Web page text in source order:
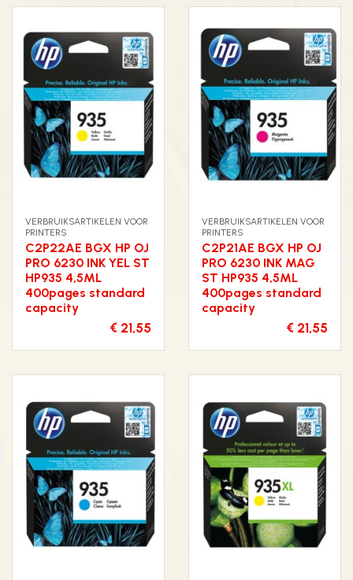
VERBRUIKSARTIKELEN VOOR
PRINTERS
C2P22AE BGX HP OJ
PRO 6230 INK YEL ST
HP935 4,5ML
400pages standard
capacity
€ 21,55
VERBRUIKSARTIKELEN VOOR
PRINTERS
C2P21AE BGX HP OJ
PRO 6230 INK MAG
ST HP935 4,5ML
400pages standard
capacity
€ 21,55